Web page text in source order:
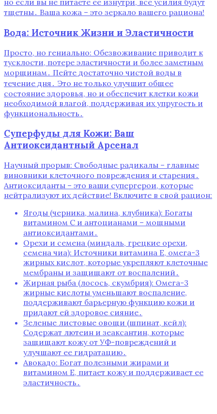
но если вы не питаете ее изнутри, все усилия будут
тщетны․ Ваша кожа – это зеркало вашего рациона!
Вода: Источник Жизни и Эластичности
Просто, но гениально: Обезвоживание приводит к
тусклости, потере эластичности и более заметным
морщинам․ Пейте достаточно чистой воды в
течение дня․ Это не только улучшит общее
состояние здоровья, но и обеспечит клетки кожи
необходимой влагой, поддерживая их упругость и
функциональность․
Суперфуды для Кожи: Ваш
Антиоксидантный Арсенал
Научный прорыв: Свободные радикалы – главные
виновники клеточного повреждения и старения․
Антиоксиданты – это ваши супергерои, которые
нейтрализуют их действие! Включите в свой рацион:
Ягоды (черника, малина, клубника): Богаты
витамином С и антоцианами – мощными
антиоксидантами․
Орехи и семена (миндаль, грецкие орехи,
семена чиа): Источники витамина Е, омега-3
жирных кислот, которые укрепляют клеточные
мембраны и защищают от воспалений․
Жирная рыба (лосось, скумбрия): Омега-3
жирные кислоты уменьшают воспаление,
поддерживают барьерную функцию кожи и
придают ей здоровое сияние․
Зеленые листовые овощи (шпинат, кейл):
Содержат лютеин и зеаксантин, которые
защищают кожу от УФ-повреждений и
улучшают ее гидратацию․
Авокадо: Богат полезными жирами и
витамином Е, питает кожу и поддерживает ее
эластичность․